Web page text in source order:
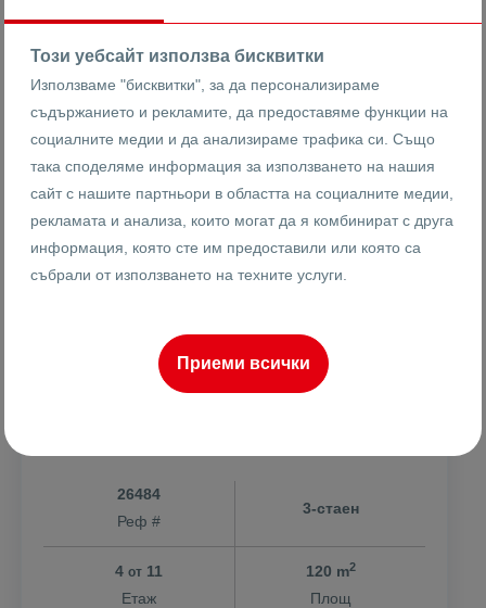
239999 €
2000 €
ОБЗАВЕДЕН ТРИСТАЕН С АКТ 16
26484
Реф #
3-стаен
4 от 11
Етаж
120 m2
Площ
Този уебсайт използва бисквитки
Използваме "бисквитки", за да персонализираме
съдържанието и рекламите, да предоставяме функции на
социалните медии и да анализираме трафика си. Също
така споделяме информация за използването на нашия
сайт с нашите партньори в областта на социалните медии,
рекламата и анализа, които могат да я комбинират с друга
информация, която сте им предоставили или която са
събрали от използването на техните услуги.
Приеми всички